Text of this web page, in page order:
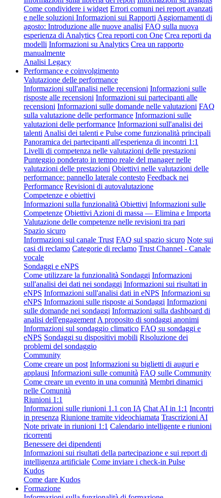
Come condividere i widget Errori comuni nei report avanzati
e nelle soluzioni Informazioni sui Rapporti Aggiornamenti di
agosto: Introduzione alle nuove analisi FAQ sulla nuova
esperienza di Analytics Crea reporti con One Crea reporti da
modelli Informazioni su Analytics Crea un rapporto
manualmente
Analisi Legacy
Performance e coinvolgimento
Valutazione delle performance
Informazioni sull'analisi nelle recensioni Informazioni sulle
risposte alle recensioni Informazioni sui partecipanti alle
recensioni Informazioni sulle domande nelle valutazioni FAQ
sulla valutazione delle performance Informazioni sulle
valutazioni delle performance Informazioni sull'analisi dei
talenti Analisi dei talenti e Pulse come funzionalità principali
Panoramica dei partecipanti all'esperienza di incontri 1:1
Livelli di competenza nelle valutazioni delle prestazioni
Punteggio ponderato in tempo reale del manager nelle
valutazioni delle prestazioni Obiettivi nelle valutazioni delle
performance: pannello laterale contesto Feedback nei
Performance Revisioni di autovalutazione
Competenze e obiettivi
Informazioni sulla funzionalità Obiettivi Informazioni sulle
Competenze Obiettivi Azioni di massa — Elimina e Importa
Valutazione delle competenze nelle revisioni tra pari
Spazio sicuro
Informazioni sul canale Trust FAQ sul spazio sicuro Note sui
casi di reclamo Categorie di reclamo Trust Channel - Canale
vocale
Sondaggi e eNPS
Come utilizzare la funzionalità Sondaggi Informazioni
sull'analisi dei dati nei sondaggi Informazioni sui risultati in
eNPS Informazioni sull'analisi dati in eNPS Informazioni su
eNPS Informazioni sulle risposte ai Sondaggi Informazioni
sulle domande nei sondaggi Informazioni sulla dashboard di
analisi dell'engagement A proposito di sondaggi anonimi
Informazioni sul sondaggio climatico FAQ su sondaggi e
eNPS Sondaggi su dispositivi mobili Risoluzione dei
problemi del sondaggio
Community
Come creare un post Informazioni su biglietti di auguri e
applausi Informazioni sulle comunità FAQ sulle Community
Come creare un evento in una comunità Membri dinamici
nelle Comunità
Riunioni 1:1
Informazioni sulle riunioni 1.1 con IA Chat AI in 1:1 Incontri
in presenza Riunione tramite videochiamata Trascrizioni AI
Note private in riunioni 1:1 Calendario intelligente e riunioni
ricorrenti
Benessere dei dipendenti
Informazioni sui risultati della partecipazione e sui report di
intelligenza artificiale Come inviare i check-in Pulse
Kudos
Come dare Kudos
Formazione